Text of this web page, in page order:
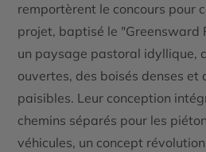
remportèrent le concours pour
projet, baptisé le "Greensward
un paysage pastoral idyllique,
ouvertes, des boisés denses et
paisibles. Leur conception
chemins séparés pour les
véhicules, un concept